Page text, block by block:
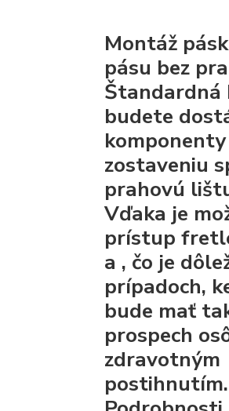
Montáž
pásu bez
Štandardná
budete
komponenty
zostaveniu
prahovú
Vďaka je
prístup
a , čo je
prípadoch,
bude mať
prospech
zdravotným
postihnutím.